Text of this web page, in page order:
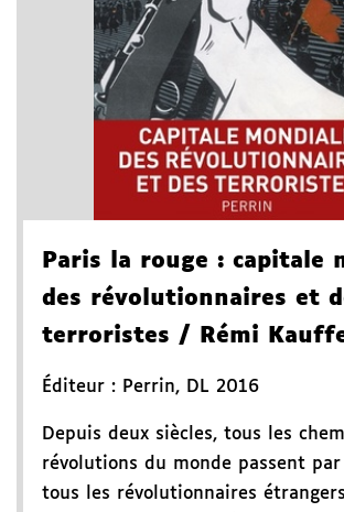
Paris la rouge : capitale
des révolutionnaires et
terroristes / Rémi
Éditeur : Perrin, DL 2016
Depuis deux siècles, tous les
révolutions du monde passent
tous les révolutionnaires